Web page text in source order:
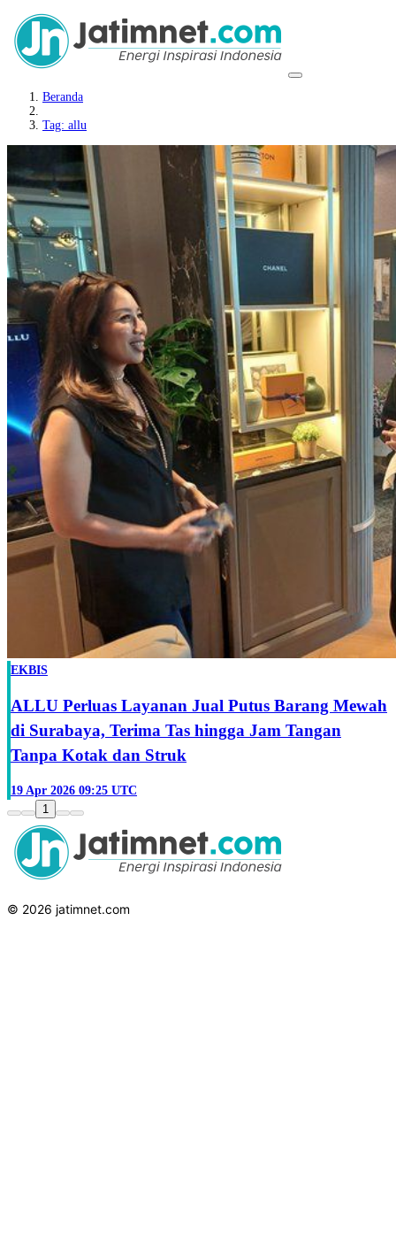
Beranda
Tag: allu
EKBIS
ALLU Perluas Layanan Jual Putus Barang Mewah
di Surabaya, Terima Tas hingga Jam Tangan
Tanpa Kotak dan Struk
19 Apr 2026 09:25 UTC
1
© 2026 jatimnet.com